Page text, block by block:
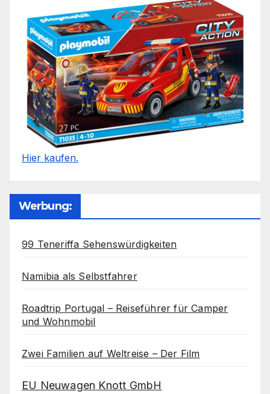
Hier kaufen.
Werbung:
99 Teneriffa Sehenswürdigkeiten
Namibia als Selbstfahrer
Roadtrip Portugal – Reiseführer für Camper
und Wohnmobil
Zwei Familien auf Weltreise – Der Film
EU Neuwagen Knott GmbH